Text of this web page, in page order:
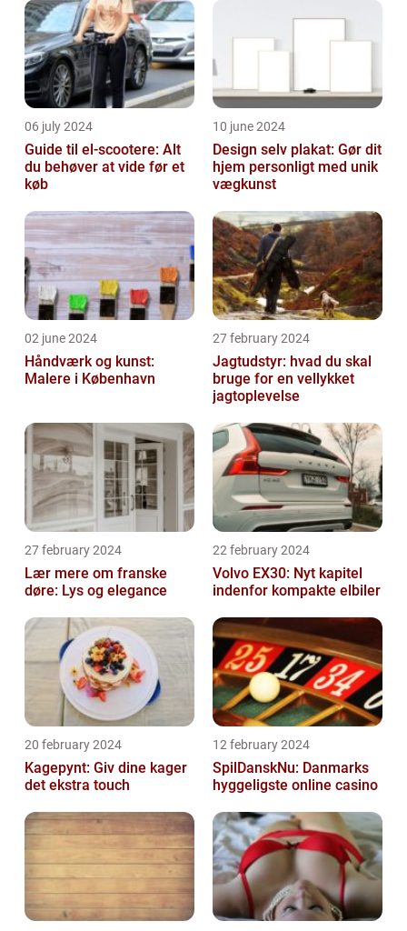
06 july 2024
Guide til el-scootere: Alt
du behøver at vide før et
køb
10 june 2024
Design selv plakat: Gør dit
hjem personligt med unik
vægkunst
02 june 2024
Håndværk og kunst:
Malere i København
27 february 2024
Jagtudstyr: hvad du skal
bruge for en vellykket
jagtoplevelse
27 february 2024
Lær mere om franske
døre: Lys og elegance
22 february 2024
Volvo EX30: Nyt kapitel
indenfor kompakte elbiler
20 february 2024
Kagepynt: Giv dine kager
det ekstra touch
12 february 2024
SpilDanskNu: Danmarks
hyggeligste online casino